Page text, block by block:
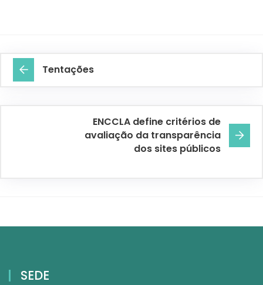
Tentações
ENCCLA define critérios de
avaliação da transparência
dos sites públicos
SEDE